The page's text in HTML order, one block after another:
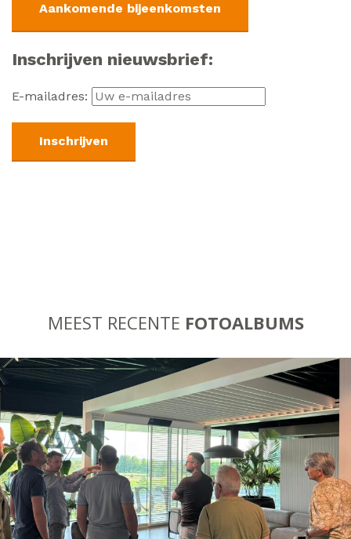
Aankomende bijeenkomsten
Inschrijven nieuwsbrief:
E-mailadres:
MEEST RECENTE FOTOALBUMS